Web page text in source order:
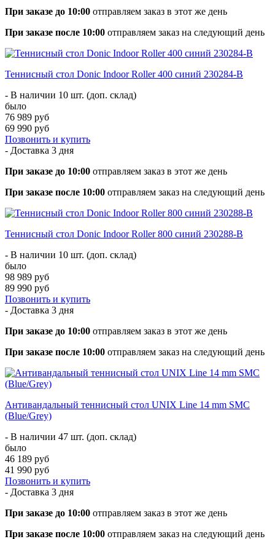
При заказе до 10:00 отправляем заказ в этот же день
При заказе после 10:00 отправляем заказ на следующий день
Теннисный стол Donic Indoor Roller 400 синий 230284-B
- В наличии 10 шт. (доп. склад)
было
76 989 руб
69 990 руб
Позвонить и купить
- Доставка 3 дня
При заказе до 10:00 отправляем заказ в этот же день
При заказе после 10:00 отправляем заказ на следующий день
Теннисный стол Donic Indoor Roller 800 синий 230288-B
- В наличии 10 шт. (доп. склад)
было
98 989 руб
89 990 руб
Позвонить и купить
- Доставка 3 дня
При заказе до 10:00 отправляем заказ в этот же день
При заказе после 10:00 отправляем заказ на следующий день
Антивандальный теннисный стол UNIX Line 14 mm SMC
(Blue/Grey)
- В наличии 47 шт. (доп. склад)
было
46 189 руб
41 990 руб
Позвонить и купить
- Доставка 3 дня
При заказе до 10:00 отправляем заказ в этот же день
При заказе после 10:00 отправляем заказ на следующий день